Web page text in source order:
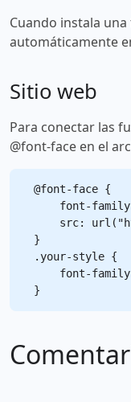
Cuando instala
automáticamente
Sitio web
Para conectar las
@font-face en el
@font-face {
font-
src:
}
.your-style {
font-